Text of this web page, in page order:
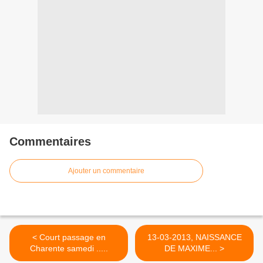
Commentaires
Ajouter un commentaire
< Court passage en
Charente samedi .....
13-03-2013, NAISSANCE
DE MAXIME... >